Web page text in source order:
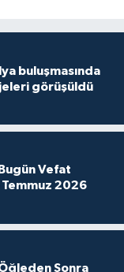
buluşmasında
görüşüldü
Vefat
2026
Sonra